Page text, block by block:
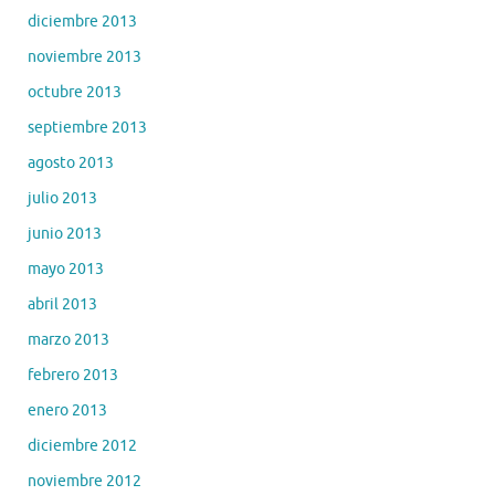
diciembre 2013
noviembre 2013
octubre 2013
septiembre 2013
agosto 2013
julio 2013
junio 2013
mayo 2013
abril 2013
marzo 2013
febrero 2013
enero 2013
diciembre 2012
noviembre 2012